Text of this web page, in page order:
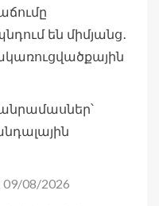
են միմյանց․
09/08/2026